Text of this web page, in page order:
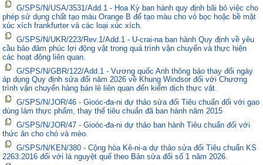
G/SPS/N/USA/3531/Add.1 - Hoa Kỳ ban hành quy định bãi bỏ việc cho
phép sử dụng chất tạo màu Orange B để tạo màu cho vỏ bọc hoặc bề mặt
xúc xích frankfurter và các loại xúc xích.
G/SPS/N/UKR/223/Rev.1/Add.1 - U-crai-na ban hành Quy định về yêu
cầu bảo đảm phúc lợi động vật trong quá trình vận chuyển và thực hiện
các hoạt động liên quan.
G/SPS/N/GBR/122/Add.1 - Vương quốc Anh thông báo thay đổi ngày
áp dụng Quy định sửa đổi năm 2026 về Khung Windsor đối với Chương
trình vận chuyển hàng bán lẻ liên quan đến kiểm dịch thực vật.
G/SPS/N/JOR/46 - Gioóc-đa-ni dự thảo sửa đổi Tiêu chuẩn đối với gạo
dùng làm thực phẩm, thay thế tiêu chuẩn đã ban hành năm 2015
G/SPS/N/JOR/47 - Gioóc-đa-ni dự thảo ban hành Tiêu chuẩn đối với
thức ăn cho chó và mèo.
G/SPS/N/KEN/380 - Cộng hòa Kê-ni-a dự thảo sửa đổi Tiêu chuẩn KS
2263:2016 đối với lá nguyệt quế theo Bản sửa đổi số 1 năm 2026.